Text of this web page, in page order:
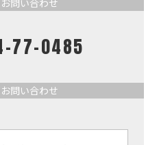
問い合わせ
77-0485
問い合わせ